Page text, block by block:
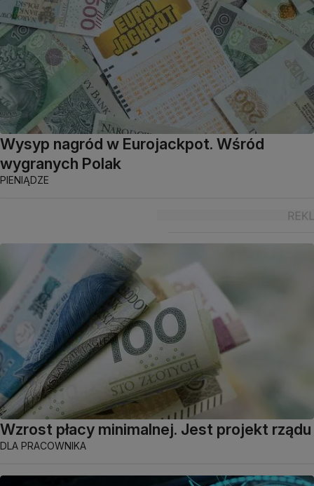
Wysyp nagród w Eurojackpot. Wśród
wygranych Polak
PIENIĄDZE
Wzrost płacy minimalnej. Jest projekt rządu
DLA PRACOWNIKA